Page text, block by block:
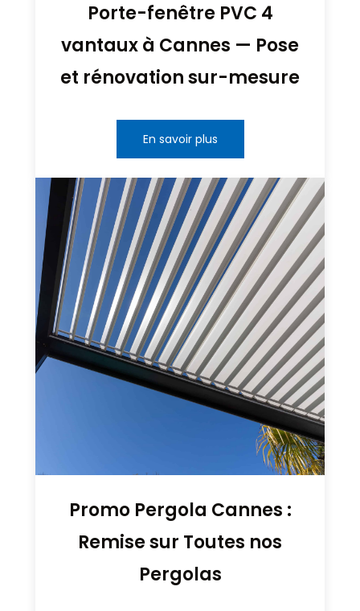
Porte-fenêtre PVC 4
vantaux à Cannes — Pose
et rénovation sur-mesure
En savoir plus
Promo Pergola Cannes :
Remise sur Toutes nos
Pergolas